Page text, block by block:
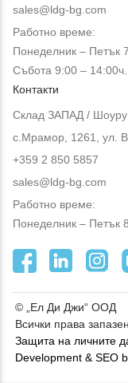
sales@ldg-bg.com
Работно време:
Понеделник – Петък
Събота 9:00 – 14:00ч.
Контакти
Склад ЗАПАД /
с.Мрамор, 1261, ул.
+359 2 850 5857
sales@ldg-bg.com
Работно време:
Понеделник – Петък
© „Ел Ди Джи“ ООД
Всички права
Защита на личните
Development & SEO